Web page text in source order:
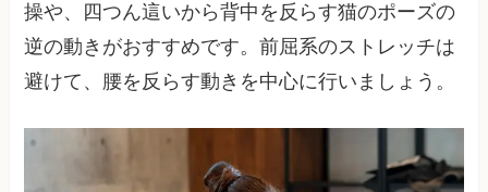
操や、四つん這いから背中を反らす猫のポーズの
逆の動きがおすすめです。前屈系のストレッチは
避けて、腰を反らす動きを中心に行いましょう。